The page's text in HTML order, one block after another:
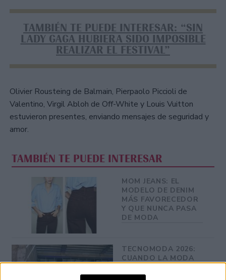
TAMBIÉN TE PUEDE INTERESAR: “SIN
LADY GAGA HUBIERA SIDO IMPOSIBLE
REALIZAR EL FESTIVAL”
Olivier Rousteing de Balmain, Pierpaolo Piccioli de
Valentino, Virgil Abloh de Off-White y Louis Vuitton
estuvieron presentes, enviando mensajes de seguridad y
amor.
TAMBIÉN TE PUEDE INTERESAR
MOM JEANS: EL
MODELO DE DENIM
MÁS FAVORECEDOR
Y QUE NUNCA PASA
DE MODA
TECNOMODA 2026:
CUANDO LA MODA
ENCUENTRA CON LA